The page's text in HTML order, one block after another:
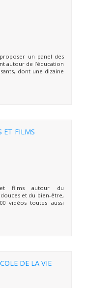
un panel des
autour de l’éducation
dont une dizaine
ET FILMS
et films autour du
et du bien-être,
vidéos toutes aussi
DE LA VIE